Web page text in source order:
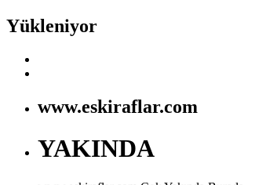
Yükleniyor
www.eskiraflar.com
YAKINDA